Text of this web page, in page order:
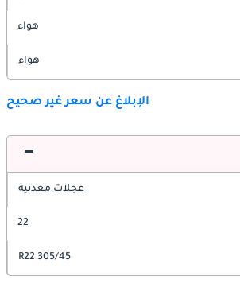
هواء
هواء
الإبلاغ عن سعر غير صحيح
عجلات معدنية
22
305/45 R22